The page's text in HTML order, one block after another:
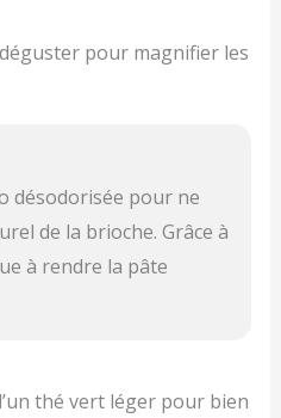
pour magnifier les
désodorisée pour ne
de la brioche. Grâce à
à rendre la pâte
thé vert léger pour bien